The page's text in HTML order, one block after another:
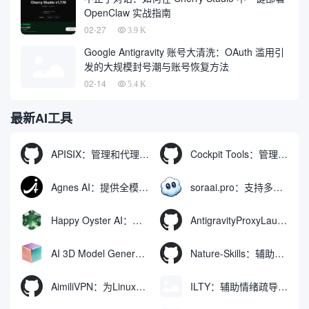
OpenClaw 实战指南
02-27 3.9 K
Google Antigravity 账号大清洗：OAuth 滥用引
发的大规模封号潮与账号恢复方法
02-14 5.4 K
最新AI工具
APISIX：管理和代理API及大模型流量的高性能网关 Cockpit Tools：管理多个AI编程IDE账号与配置多开独立实例的本地桌面应用
Agnes AI：提供全模态模型免费API、支持图文视频生成与复杂工程执行的智能体平台 soraai.pro：支持多模型文字转视频和图像生成的在线创作工具
Happy Oyster AI：生成可交互式3D虚拟世界与视频的大模型 AntigravityProxyLauncher：免TUN全局代理使用Antigravity IDE
AI 3D Model Generator：通过文本和图像快速生成3D模型的在线工具 Nature-Skills：辅助撰写学术论文和绘制科研图表的智能体插件
AimiliVPN：为Linux提供纯净出站家庭IP的VPN代理网关 ILTY：辅助情绪疏导与提供行动建议的AI陪伴工具